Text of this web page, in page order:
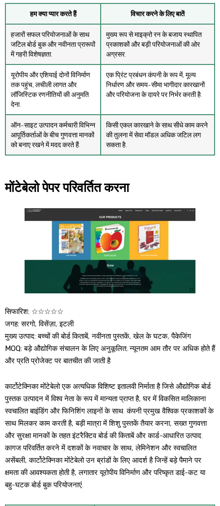
हम क्या प्यार करते हैं विचार करने के लिए बातें
हजारों सफल परियोजनाओं के साथ
जटिल बोर्ड बुक और नवीनता प्रारूपों
में गहरी विशेषज्ञता.
मुख्य रूप से माइक्रो रन के बजाय स्थापित
प्रकाशकों और बड़ी परियोजनाओं की ओर
अग्रसर.
यूरोपीय और एशियाई दोनों विनिर्माण
तक पहुंच, लचीली लागत और
लॉजिस्टिक रणनीतियों की अनुमति
देना.
एक प्रिंट प्रबंधन कंपनी के रूप में, मूल्य
निर्धारण और समय-सीमा भागीदार कारखानों
और परियोजना के दायरे पर निर्भर करती है.
ऑन-साइट उत्पादन कर्मचारी विभिन्न
आपूर्तिकर्ताओं के बीच गुणवत्ता मानकों
को बनाए रखने में मदद करते हैं.
किसी एकल कारखाने के साथ सीधे काम करने
की तुलना में सेवा मॉडल अधिक जटिल लग
सकता है.
मोंटेबेलो पेपर परिवर्तित करना
सिफारिश: ☆☆☆☆☆
जगह:सरगो, विसेंज़ा, इटली
मुख्य उत्पाद:बच्चों की बोर्ड किताबें, नवीनता पुस्तकें, खेल के घटक, पैकेजिंग
MOQ:बड़े औद्योगिक संचालन के लिए अनुकूलित; न्यूनतम आम तौर पर अधिक होते हैं
और प्रति प्रोजेक्ट पर बातचीत की जाती है
कार्टोटेक्निका मोंटेबेलो एक अत्यधिक विशिष्ट इतालवी निर्माता है जिसे औद्योगिक बोर्ड
पुस्तक उत्पादन में विश्व नेता के रूप में मान्यता प्राप्त है, घर में विकसित मालिकाना
स्वचालित बाइंडिंग और फिनिशिंग लाइनों के साथ. कंपनी प्रमुख वैश्विक प्रकाशकों के
साथ मिलकर काम करती है, बड़ी मात्रा में शिशु पुस्तकें तैयार करना, सख्त गुणवत्ता
और सुरक्षा मानकों के तहत इंटरैक्टिव बोर्ड की किताबें और कार्ड-आधारित उत्पाद.
कागज परिवर्तित करने में दशकों के नवाचार के साथ, लेमिनेशन और स्वचालित
असेंबली, कार्टोटेक्निका मोंटेबेलो उन ब्रांडों के लिए आदर्श है जिन्हें बड़े पैमाने पर
क्षमता की आवश्यकता होती है, लगातार यूरोपीय विनिर्माण और परिष्कृत डाई-कट या
बहु-घटक बोर्ड बुक परियोजनाएं.